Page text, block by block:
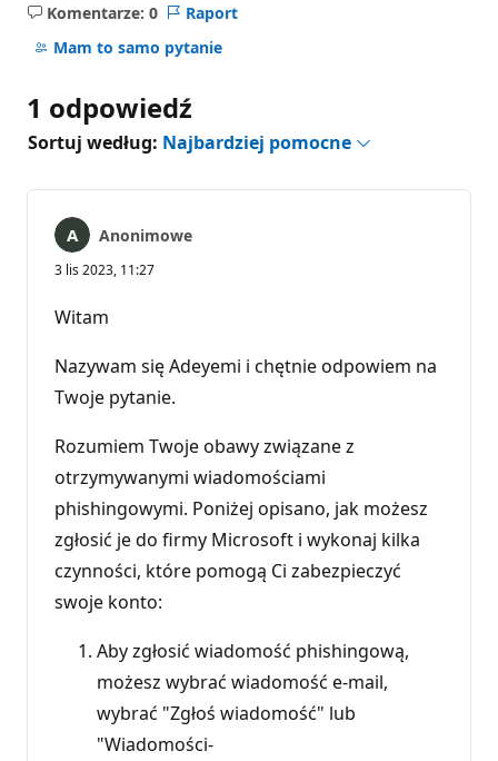
Komentarze: 0
Brak
komentarzy
Raport
Mam to samo pytanie
1 odpowiedź
Sortuj według: Najbardziej pomocne
Anonimowe
3 lis 2023, 11:27
Witam
Nazywam się Adeyemi i chętnie odpowiem na
Twoje pytanie.
Rozumiem Twoje obawy związane z
otrzymywanymi wiadomościami
phishingowymi. Poniżej opisano, jak możesz
zgłosić je do firmy Microsoft i wykonaj kilka
czynności, które pomogą Ci zabezpieczyć
swoje konto:
Aby zgłosić wiadomość phishingową,
możesz wybrać wiadomość e-mail,
wybrać "Zgłoś wiadomość" lub
"Wiadomości-